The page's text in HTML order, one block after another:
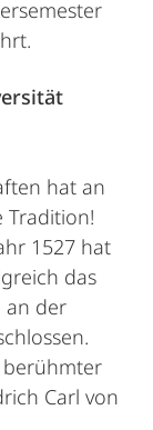
hat an
Tradition!
1527 hat
das
an der
berühmter
Carl von